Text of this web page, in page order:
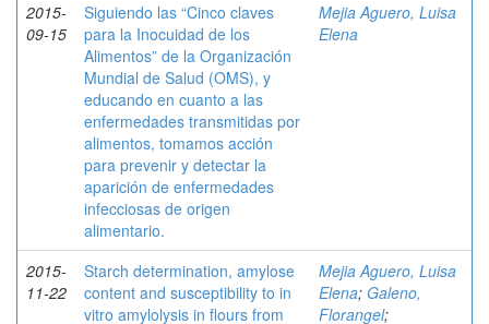
2015-
09-15
Siguiendo las “Cinco claves
para la Inocuidad de los
Alimentos” de la Organización
Mundial de Salud (OMS), y
educando en cuanto a las
enfermedades transmitidas por
alimentos, tomamos acción
para prevenir y detectar la
aparición de enfermedades
infecciosas de origen
alimentario.
Mejia Aguero, Luisa
Elena
2015-
11-22
Starch determination, amylose
content and susceptibility to in
vitro amylolysis in flours from
Mejia Aguero, Luisa
Elena; Galeno,
Florangel;